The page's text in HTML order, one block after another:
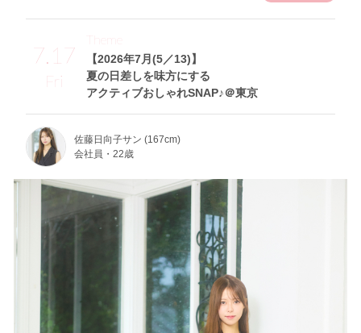
7.17
Fri
【2026年7月(5／13)】
夏の日差しを味方にする
アクティブおしゃれSNAP♪＠東京
Theme
佐藤日向子サン (167cm)
会社員・22歳